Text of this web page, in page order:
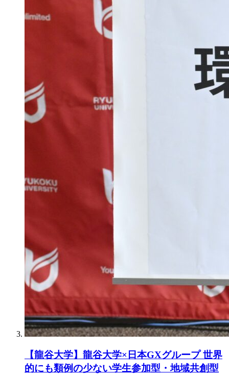
【龍谷大学】龍谷大学×日本GXグループ 世界
的にも類例の少ない学生参加型・地域共創型